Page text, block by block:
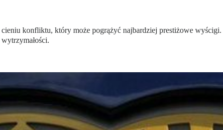
konfliktu, który może pogrążyć najbardziej prestiżowe